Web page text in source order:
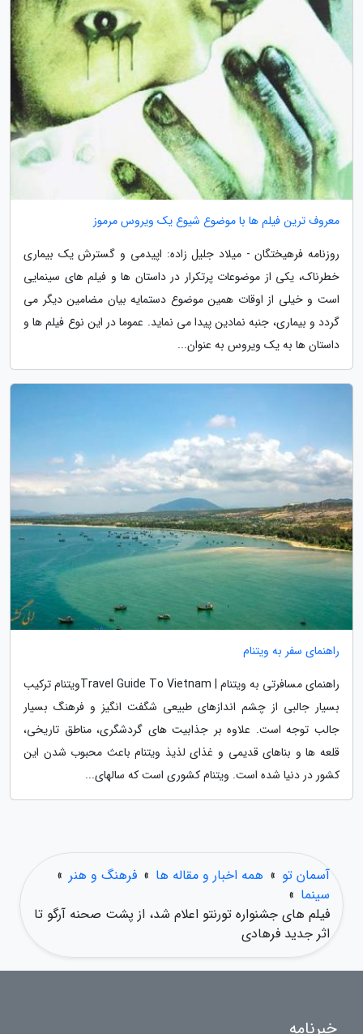
معروف ترین فیلم ها با موضوع شیوع یک ویروس مرموز
روزنامه فرهیختگان - میلاد جلیل زاده: اپیدمی و گسترش یک بیماری
خطرناک، یکی از موضوعات پرتکرار در داستان ها و فیلم های سینمایی
است و خیلی از اوقات همین موضوع دستمایه بیان مضامین دیگر می
گردد و بیماری، جنبه نمادین پیدا می نماید. عموما در این نوع فیلم ها و
داستان ها به یک ویروس به عنوان...
راهنمای سفر به ویتنام
راهنمای مسافرتی به ویتنام | Travel Guide To Vietnamویتنام ترکیب
بسیار جالبی از چشم اندازهای طبیعی شگفت انگیز و فرهنگ بسیار
جالب توجه است. علاوه بر جذابیت های گردشگری، مناطق تاریخی،
قلعه ها و بناهای قدیمی و غذای لذیذ ویتنام باعث محبوب شدن این
کشور در دنیا شده است. ویتنام کشوری است که سالهای...
آسمان تو » همه اخبار و مقاله ها » فرهنگ و هنر »
سینما »
فیلم های جشنواره تورنتو اعلام شد، از پشت صحنه آرگو تا
اثر جدید فرهادی